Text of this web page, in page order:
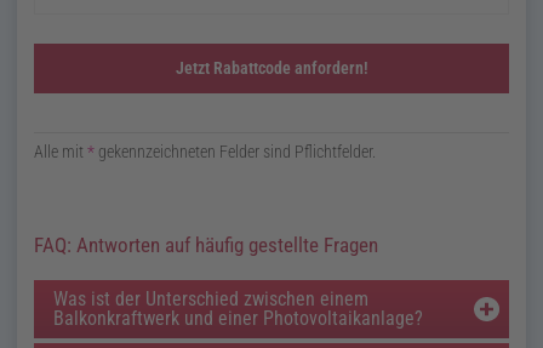
Alle mit * gekennzeichneten Felder sind Pflichtfelder.
FAQ: Antworten auf häufig gestellte Fragen
Was ist der Unterschied zwischen einem
Balkonkraftwerk und einer Photovoltaikanlage?